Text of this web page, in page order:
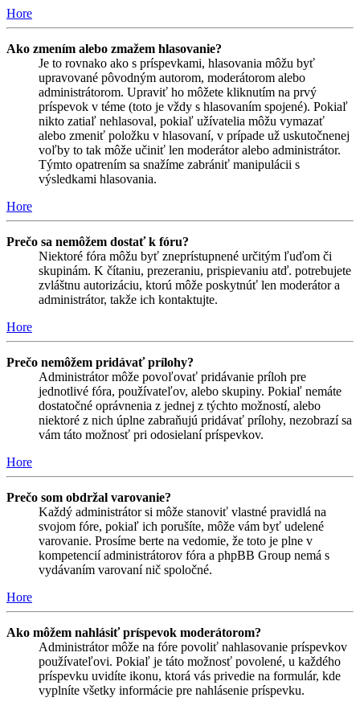
Hore
Ako zmením alebo zmažem hlasovanie?
Je to rovnako ako s príspevkami, hlasovania môžu byť
upravované pôvodným autorom, moderátorom alebo
administrátorom. Upraviť ho môžete kliknutím na prvý
príspevok v téme (toto je vždy s hlasovaním spojené). Pokiaľ
nikto zatiaľ nehlasoval, pokiaľ užívatelia môžu vymazať
alebo zmeniť položku v hlasovaní, v prípade už uskutočnenej
voľby to tak môže učiniť len moderátor alebo administrátor.
Týmto opatrením sa snažíme zabrániť manipulácii s
výsledkami hlasovania.
Hore
Prečo sa nemôžem dostať k fóru?
Niektoré fóra môžu byť zneprístupnené určitým ľuďom či
skupinám. K čítaniu, prezeraniu, prispievaniu atď. potrebujete
zvláštnu autorizáciu, ktorú môže poskytnúť len moderátor a
administrátor, takže ich kontaktujte.
Hore
Prečo nemôžem pridávať prílohy?
Administrátor môže povoľovať pridávanie príloh pre
jednotlivé fóra, používateľov, alebo skupiny. Pokiaľ nemáte
dostatočné oprávnenia z jednej z týchto možností, alebo
niektoré z nich úplne zabraňujú pridávať prílohy, nezobrazí sa
vám táto možnosť pri odosielaní príspevkov.
Hore
Prečo som obdržal varovanie?
Každý administrátor si môže stanoviť vlastné pravidlá na
svojom fóre, pokiaľ ich porušíte, môže vám byť udelené
varovanie. Prosíme berte na vedomie, že toto je plne v
kompetencií administrátorov fóra a phpBB Group nemá s
vydávaním varovaní nič spoločné.
Hore
Ako môžem nahlásiť príspevok moderátorom?
Administrátor môže na fóre povoliť nahlasovanie príspevkov
používateľovi. Pokiaľ je táto možnosť povolené, u každého
príspevku uvidíte ikonu, ktorá vás privedie na formulár, kde
vyplníte všetky informácie pre nahlásenie príspevku.